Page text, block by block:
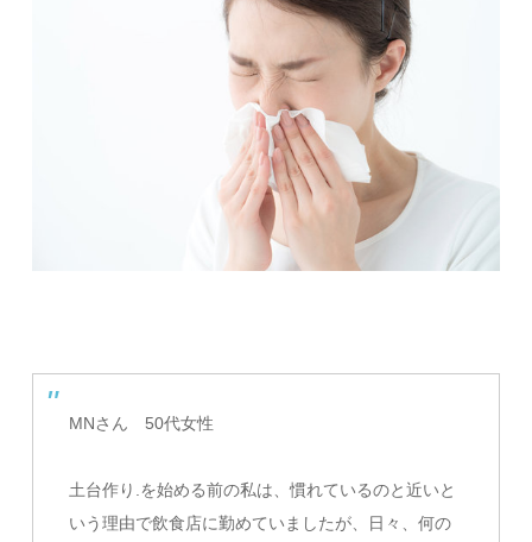
MNさん 50代女性
土台作り.を始める前の私は、慣れているのと近いと
いう理由で飲食店に勤めていましたが、日々、何の